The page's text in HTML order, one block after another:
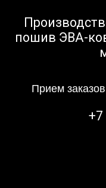
пошив ЭВА-
Прием
+7